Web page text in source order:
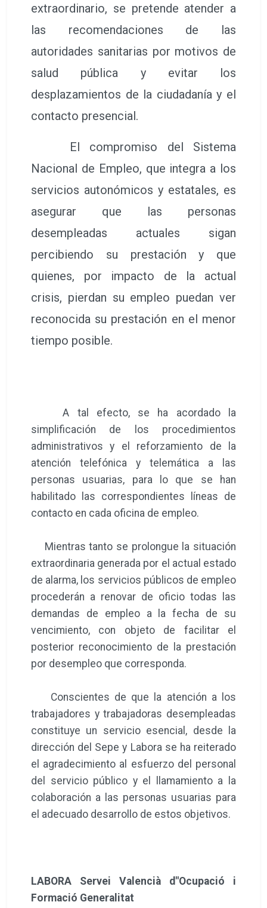
extraordinario, se pretende atender a
las recomendaciones de las
autoridades sanitarias por motivos de
salud pública y evitar los
desplazamientos de la ciudadanía y el
contacto presencial.
El compromiso del Sistema
Nacional de Empleo, que integra a los
servicios autonómicos y estatales, es
asegurar que las personas
desempleadas actuales sigan
percibiendo su prestación y que
quienes, por impacto de la actual
crisis, pierdan su empleo puedan ver
reconocida su prestación en el menor
tiempo posible.
A tal efecto, se ha acordado la
simplificación de los procedimientos
administrativos y el reforzamiento de la
atención telefónica y telemática a las
personas usuarias, para lo que se han
habilitado las correspondientes líneas de
contacto en cada oficina de empleo.
Mientras tanto se prolongue la situación
extraordinaria generada por el actual estado
de alarma, los servicios públicos de empleo
procederán a renovar de oficio todas las
demandas de empleo a la fecha de su
vencimiento, con objeto de facilitar el
posterior reconocimiento de la prestación
por desempleo que corresponda.
Conscientes de que la atención a los
trabajadores y trabajadoras desempleadas
constituye un servicio esencial, desde la
dirección del Sepe y Labora se ha reiterado
el agradecimiento al esfuerzo del personal
del servicio público y el llamamiento a la
colaboración a las personas usuarias para
el adecuado desarrollo de estos objetivos.
LABORA Servei Valencià d"Ocupació i
Formació Generalitat